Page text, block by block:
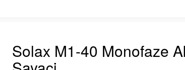
Solax M1-40 Monofaze